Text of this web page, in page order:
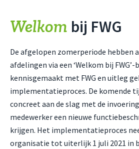
Welkom bij FWG
De afgelopen zomerperiode hebben
afdelingen via een ‘Welkom bij
kennisgemaakt met FWG en uitleg
implementatieproces. De komende
concreet aan de slag met de invoering
medewerker een nieuwe
krijgen. Het implementatieproces
organisatie tot uiterlijk 1 juli 2021 in